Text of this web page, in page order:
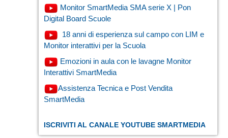
Monitor SmartMedia SMA serie X | Pon
Digital Board Scuole
18 anni di esperienza sul campo con LIM e
Monitor interattivi per la Scuola
Emozioni in aula con le lavagne Monitor
Interattivi SmartMedia
Assistenza Tecnica e Post Vendita
SmartMedia
ISCRIVITI AL CANALE YOUTUBE SMARTMEDIA